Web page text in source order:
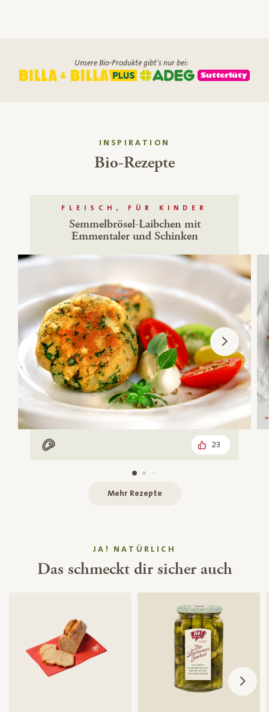
Unsere Bio-Produkte gibt's nur bei:
INSPIRATION
Bio-Rezepte
FLEISCH, FÜR KINDER
Semmelbrösel-Laibchen mit
Emmentaler und Schinken
Mit Fleisch 23
Mehr Rezepte
JA! NATÜRLICH
Das schmeckt dir sicher auch